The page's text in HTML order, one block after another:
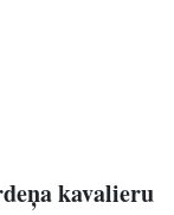
kavalieru